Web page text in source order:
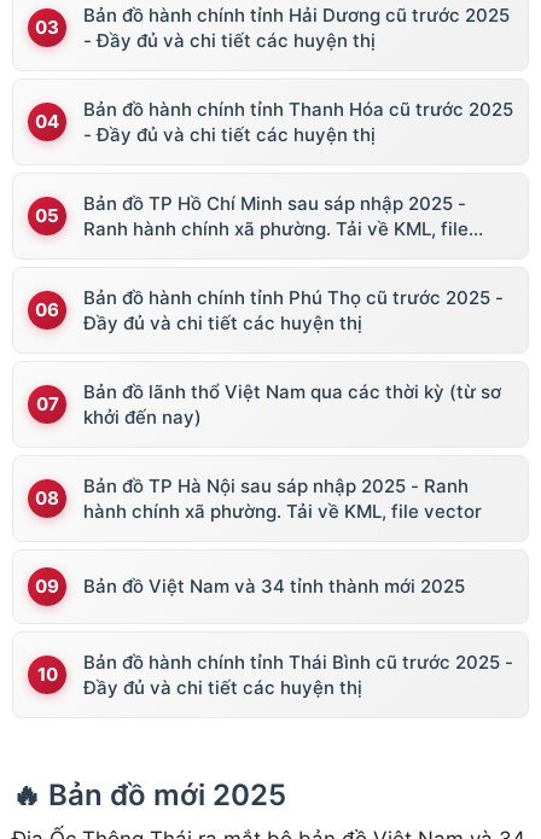
Bản đồ hành chính tỉnh Hải Dương cũ trước 2025
- Đầy đủ và chi tiết các huyện thị
Bản đồ hành chính tỉnh Thanh Hóa cũ trước 2025
- Đầy đủ và chi tiết các huyện thị
Bản đồ TP Hồ Chí Minh sau sáp nhập 2025 -
Ranh hành chính xã phường. Tải về KML, file
Bản đồ hành chính tỉnh Phú Thọ cũ trước 2025 -
Đầy đủ và chi tiết các huyện thị
Bản đồ lãnh thổ Việt Nam qua các thời kỳ (từ sơ
khởi đến nay)
Bản đồ TP Hà Nội sau sáp nhập 2025 - Ranh
hành chính xã phường. Tải về KML, file vector
Bản đồ Việt Nam và 34 tỉnh thành mới 2025
Bản đồ hành chính tỉnh Thái Bình cũ trước 2025 -
Đầy đủ và chi tiết các huyện thị
🔥 Bản đồ mới 2025